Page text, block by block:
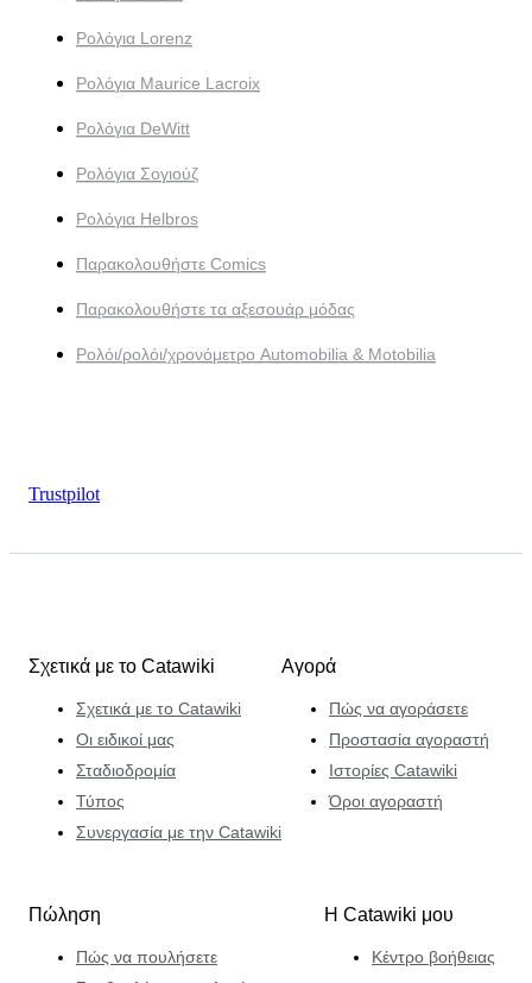
Ρολόγια Lorenz
Ρολόγια Maurice Lacroix
Ρολόγια DeWitt
Ρολόγια Σογιούζ
Ρολόγια Helbros
Παρακολουθήστε Comics
Παρακολουθήστε τα αξεσουάρ μόδας
Ρολόι/ρολόι/χρονόμετρο Automobilia & Motobilia
Trustpilot
Σχετικά με το Catawiki
Σχετικά με το Catawiki
Οι ειδικοί μας
Σταδιοδρομία
Τύπος
Συνεργασία με την Catawiki
Αγορά
Πώς να αγοράσετε
Προστασία αγοραστή
Ιστορίες Catawiki
Όροι αγοραστή
Πώληση
Πώς να πουλήσετε
Η Catawiki μου
Κέντρο βοήθειας